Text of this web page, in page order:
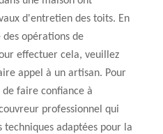
d'entretien des toits. En
opérations de
effectuer cela, veuillez
appel à un artisan. Pour
faire confiance à
professionnel qui
adaptées pour la